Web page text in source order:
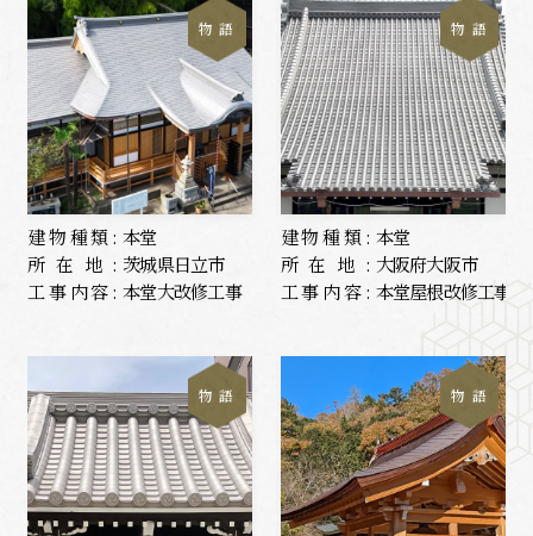
物 語
建物種類: 本堂
所在地: 茨城県日立市
工事内容: 本堂大改修工事
物 語
建物種類: 本堂
所在地: 大阪府大阪市
工事内容: 本堂屋根改修工事
物 語 物 語